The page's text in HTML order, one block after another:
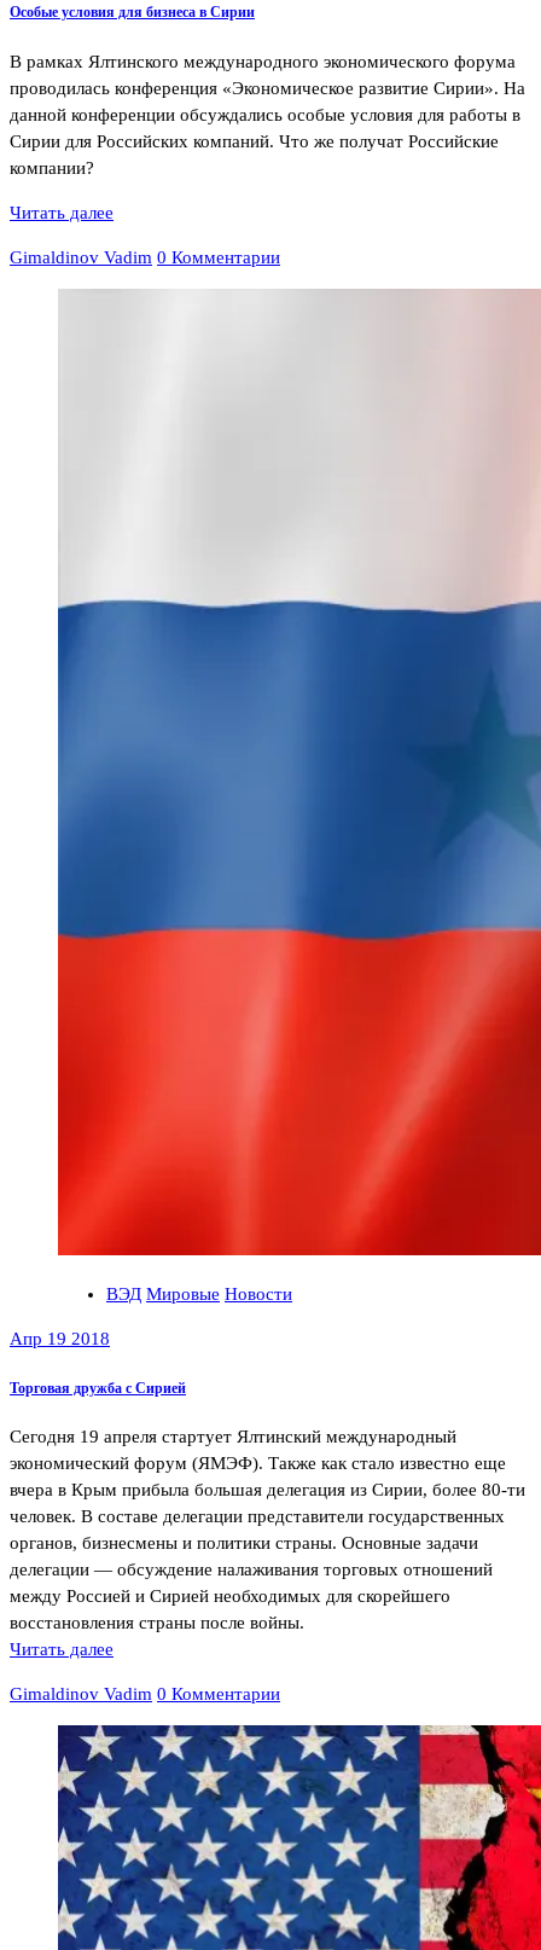
Особые условия для бизнеса в Сирии
В рамках Ялтинского международного экономического форума
проводилась конференция «Экономическое развитие Сирии». На
данной конференции обсуждались особые условия для работы в
Сирии для Российских компаний. Что же получат Российские
компании?
Читать далее
Gimaldinov Vadim 0 Комментарии
ВЭД Мировые Новости
Апр 19 2018
Торговая дружба с Сирией
Сегодня 19 апреля стартует Ялтинский международный
экономический форум (ЯМЭФ). Также как стало известно еще
вчера в Крым прибыла большая делегация из Сирии, более 80-ти
человек. В составе делегации представители государственных
органов, бизнесмены и политики страны. Основные задачи
делегации — обсуждение налаживания торговых отношений
между Россией и Сирией необходимых для скорейшего
восстановления страны после войны.
Читать далее
Gimaldinov Vadim 0 Комментарии